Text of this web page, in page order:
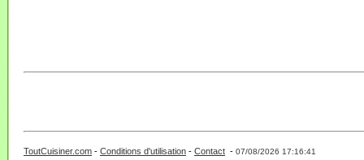
ToutCuisiner.com - Conditions d'utilisation - Contact - 07/08/2026 17:16:41